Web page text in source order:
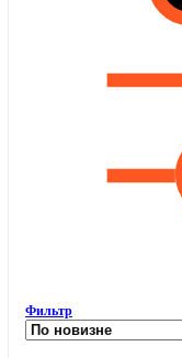
Фильтр